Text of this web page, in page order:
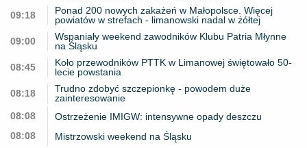
09:18
Ponad 200 nowych zakażeń w Małopolsce. Więcej
powiatów w strefach - limanowski nadal w żółtej
09:00
Wspaniały weekend zawodników Klubu Patria Młynne
na Śląsku
08:45
Koło przewodników PTTK w Limanowej świętowało 50-
lecie powstania
08:18
Trudno zdobyć szczepionkę - powodem duże
zainteresowanie
08:08
Ostrzeżenie IMIGW: intensywne opady deszczu
08:08
Mistrzowski weekend na Śląsku